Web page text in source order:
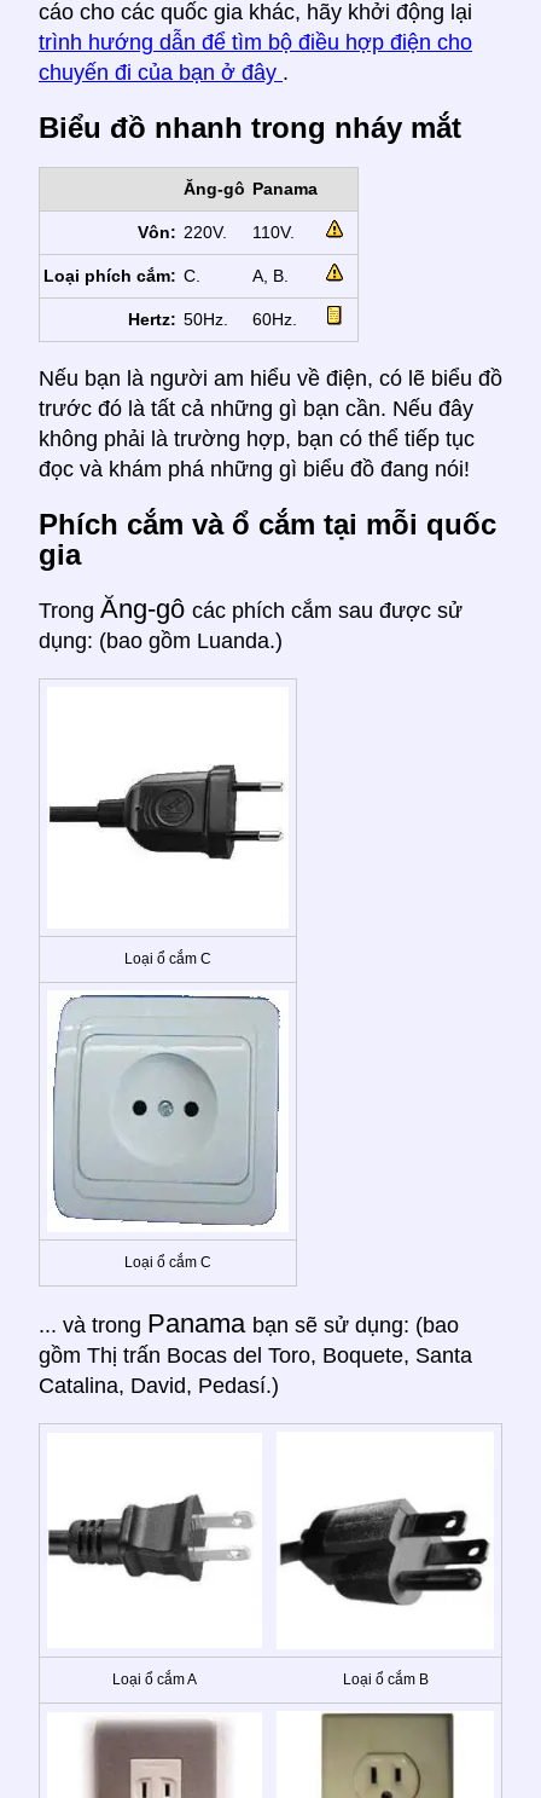
cáo cho các quốc gia khác, hãy khởi động lại
trình hướng dẫn để tìm bộ điều hợp điện cho
chuyến đi của bạn ở đây .
Biểu đồ nhanh trong nháy mắt
Ăng-gô Panama
Vôn: 220V. 110V.
Loại phích cắm: C. A, B.
Hertz: 50Hz. 60Hz.
Nếu bạn là người am hiểu về điện, có lẽ biểu đồ
trước đó là tất cả những gì bạn cần. Nếu đây
không phải là trường hợp, bạn có thể tiếp tục
đọc và khám phá những gì biểu đồ đang nói!
Phích cắm và ổ cắm tại mỗi quốc
gia
Trong Ăng-gô các phích cắm sau được sử
dụng: (bao gồm Luanda.)
Loại ổ cắm C
Loại ổ cắm C
... và trong Panama bạn sẽ sử dụng: (bao
gồm Thị trấn Bocas del Toro, Boquete, Santa
Catalina, David, Pedasí.)
Loại ổ cắm A Loại ổ cắm B